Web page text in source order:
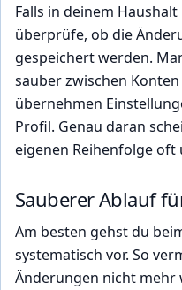
Falls in deinem
überprüfe, ob die
gespeichert werden.
sauber zwischen
übernehmen
Profil. Genau daran
eigenen Reihenfolge oft
Sauberer Ablauf
Am besten gehst du
systematisch vor. So
Änderungen nicht mehr